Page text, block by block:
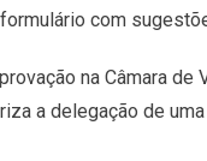
com
na Câmara de
a delegação de